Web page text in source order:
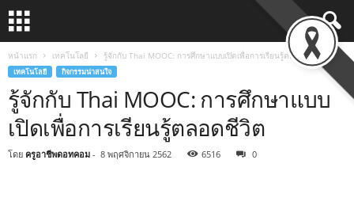
หน้าแรก เทคโนโลยี รู้จักกับ Thai MOOC: การศึกษาแบบเปิดเพื่อการเรียนรู้ตลอดชีวิต
เทคโนโลยี กิจกรรมน่าสนใจ
รู้จักกับ Thai MOOC: การศึกษาแบบ
เปิดเพื่อการเรียนรู้ตลอดชีวิต
โดย ครูอาชีพดอทคอม - 8 พฤศจิกายน 2562 6516 0